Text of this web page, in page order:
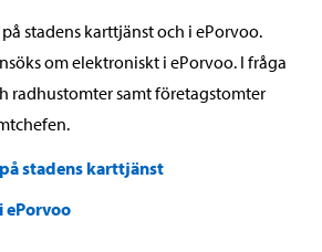
stadens karttjänst och i ePorvoo.
om elektroniskt i ePorvoo. I fråga
radhustomter samt företagstomter
stadens karttjänst
ePorvoo